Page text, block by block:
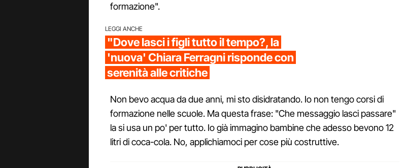
formazione".
LEGGI ANCHE
"Dove lasci i figli tutto il tempo?, la
'nuova' Chiara Ferragni risponde con
serenità alle critiche
Non bevo acqua da due anni, mi sto disidratando. Io non tengo corsi di
formazione nelle scuole. Ma questa frase: "Che messaggio lasci passare"
la si usa un po' per tutto. Io già immagino bambine che adesso bevono 12
litri di coca-cola. No, applichiamoci per cose più costruttive.